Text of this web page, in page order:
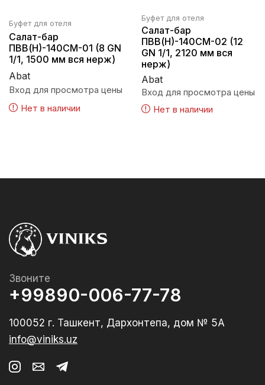
Буфет для отеля
Салат-бар
ПВВ(Н)-140СМ-01 (8 GN
1/1, 1500 мм вся нерж)
Abat
Вход для просмотра цены
Нет в наличии
Буфет для отеля
Салат-бар
ПВВ(Н)-140СМ-02 (12
GN 1/1, 2120 мм вся
нерж)
Abat
Вход для просмотра цены
Нет в наличии
Звоните
+99890-006-77-78
100052 г. Ташкент, Дархонтепа, дом № 5А
info@viniks.uz